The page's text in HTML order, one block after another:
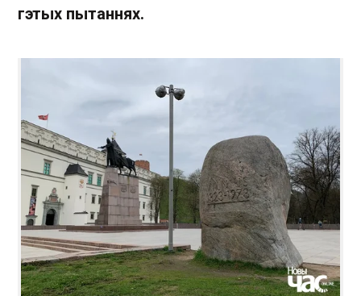
гэтых пытаннях.